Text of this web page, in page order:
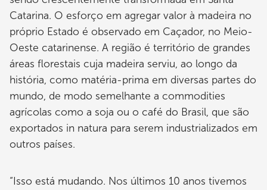
Catarina. O esforço em agregar valor à madeira no
próprio Estado é observado em Caçador, no Meio-
Oeste catarinense. A região é território de grandes
áreas florestais cuja madeira serviu, ao longo da
história, como matéria-prima em diversas partes do
mundo, de modo semelhante a commodities
agrícolas como a soja ou o café do Brasil, que são
exportados in natura para serem industrializados em
outros países.
“Isso está mudando. Nos últimos 10 anos tivemos